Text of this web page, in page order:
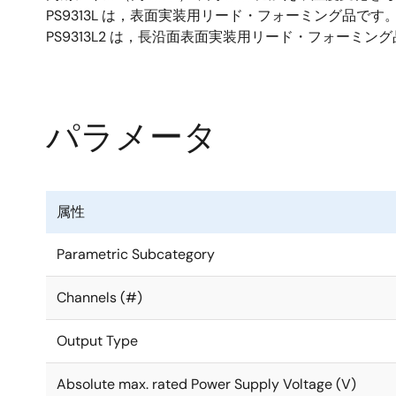
PS9313L は，表面実装用リード・フォーミング品です。
PS9313L2 は，長沿面表面実装用リード・フォーミング
パラメータ
属性
Parametric Subcategory
Channels (#)
Output Type
Absolute max. rated Power Supply Voltage (V)